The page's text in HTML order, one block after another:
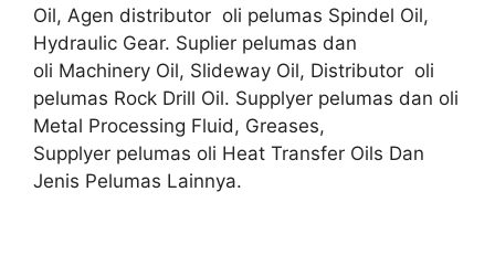
Oil, Agen distributor oli pelumas Spindel Oil,
Hydraulic Gear. Suplier pelumas dan
oli Machinery Oil, Slideway Oil, Distributor oli
pelumas Rock Drill Oil. Supplyer pelumas dan oli
Metal Processing Fluid, Greases,
Supplyer pelumas oli Heat Transfer Oils Dan
Jenis Pelumas Lainnya.